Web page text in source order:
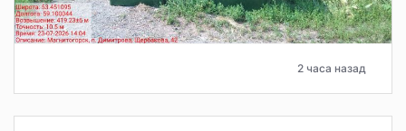
2 часа назад